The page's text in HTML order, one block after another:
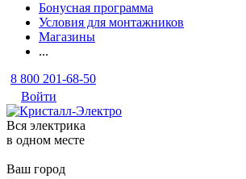
Бонусная программа
Условия для монтажников
Магазины
...
8 800 201-68-50
Войти
Вся электрика
в одном месте
Ваш город